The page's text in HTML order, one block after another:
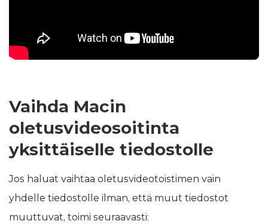
Vaihda Macin
oletusvideosoitinta
yksittäiselle tiedostolle
Jos haluat vaihtaa oletusvideotoistimen vain
yhdelle tiedostolle ilman, että muut tiedostot
muuttuvat, toimi seuraavasti: